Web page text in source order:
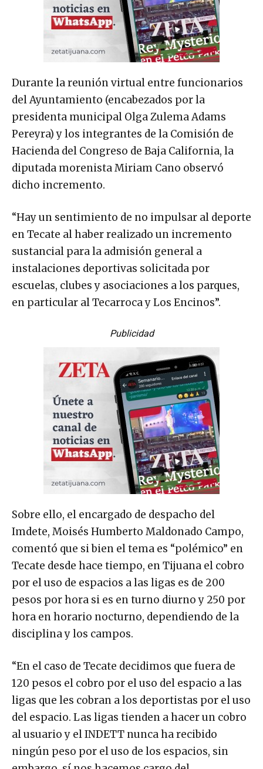
Durante la reunión virtual entre funcionarios
del Ayuntamiento (encabezados por la
presidenta municipal Olga Zulema Adams
Pereyra) y los integrantes de la Comisión de
Hacienda del Congreso de Baja California, la
diputada morenista Miriam Cano observó
dicho incremento.
“Hay un sentimiento de no impulsar al deporte
en Tecate al haber realizado un incremento
sustancial para la admisión general a
instalaciones deportivas solicitada por
escuelas, clubes y asociaciones a los parques,
en particular al Tecarroca y Los Encinos”.
Publicidad
Sobre ello, el encargado de despacho del
Imdete, Moisés Humberto Maldonado Campo,
comentó que si bien el tema es “polémico” en
Tecate desde hace tiempo, en Tijuana el cobro
por el uso de espacios a las ligas es de 200
pesos por hora si es en turno diurno y 250 por
hora en horario nocturno, dependiendo de la
disciplina y los campos.
“En el caso de Tecate decidimos que fuera de
120 pesos el cobro por el uso del espacio a las
ligas que les cobran a los deportistas por el uso
del espacio. Las ligas tienden a hacer un cobro
al usuario y el INDETT nunca ha recibido
ningún peso por el uso de los espacios, sin